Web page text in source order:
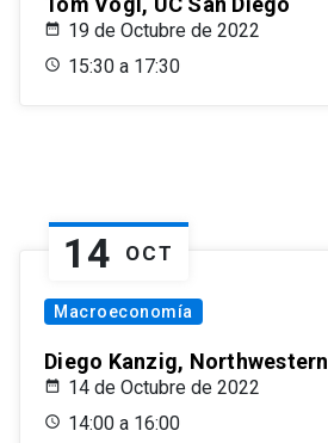
19 de Octubre de 2022
15:30 a 17:30
14 OCT
Macroeconomía
Diego Kanzig, Northwestern
14 de Octubre de 2022
14:00 a 16:00